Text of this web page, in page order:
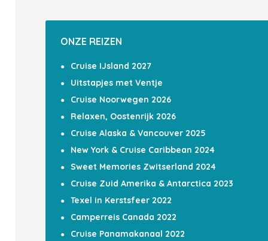
ONZE REIZEN
Cruise IJsland 2027
Uitstapjes met Ventje
Cruise Noorwegen 2026
Relaxen, Oostenrijk 2026
Cruise Alaska & Vancouver 2025
New York & Cruise Caribbean 2024
Sweet Memories Zwitserland 2024
Cruise Zuid Amerika & Antarctica 2023
Texel in Kerstsfeer 2022
Camperreis Canada 2022
Cruise Panamakanaal 2022